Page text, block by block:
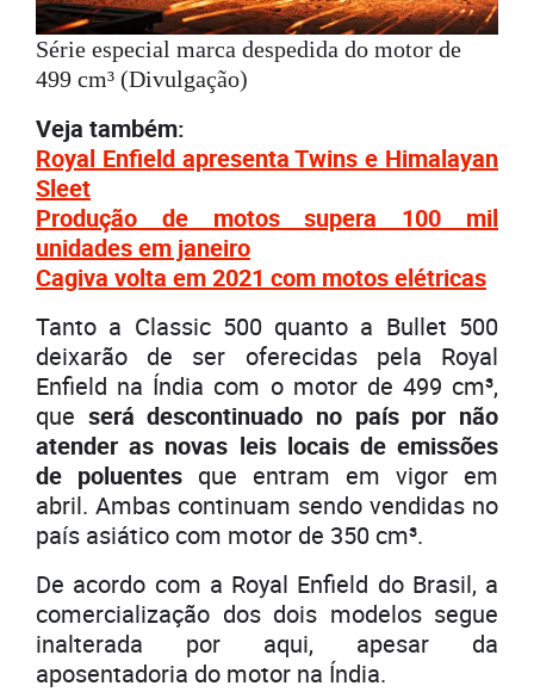
Série especial marca despedida do motor de
499 cm³ (Divulgação)
Veja também:
Royal Enfield apresenta Twins e Himalayan
Sleet
Produção de motos supera 100 mil
unidades em janeiro
Cagiva volta em 2021 com motos elétricas
Tanto a Classic 500 quanto a Bullet 500
deixarão de ser oferecidas pela Royal
Enfield na Índia com o motor de 499 cm³,
que será descontinuado no país por não
atender as novas leis locais de emissões
de poluentes que entram em vigor em
abril. Ambas continuam sendo vendidas no
país asiático com motor de 350 cm³.
De acordo com a Royal Enfield do Brasil, a
comercialização dos dois modelos segue
inalterada por aqui, apesar da
aposentadoria do motor na Índia.